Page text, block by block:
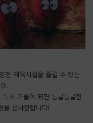
한 체육시설을 즐길 수 있는
.
히 가을이 되면 동글동글한
을 선사한답니다!